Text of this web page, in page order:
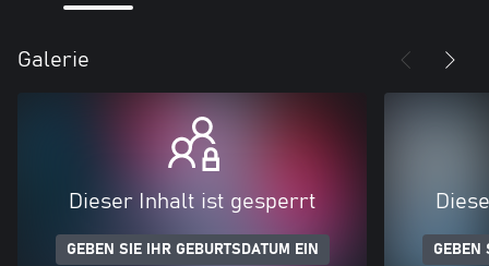
Galerie
Dieser Inhalt ist gesperrt
GEBEN SIE IHR GEBURTSDATUM EIN GEBEN